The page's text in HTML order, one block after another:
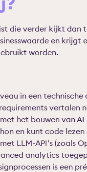
die verder kijkt dan
en krijgt
worden.
in een
vertalen
het bouwen van
en kunt code lezen
LLM-API’s (zoals
analytics
is een